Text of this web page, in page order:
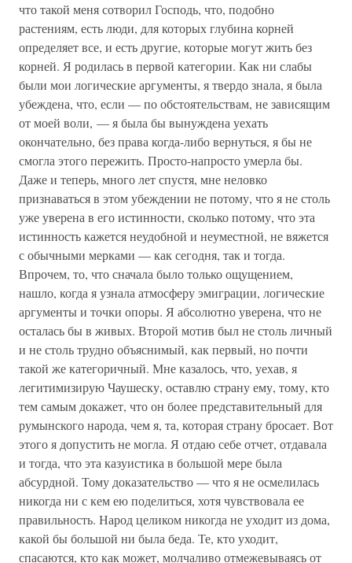
что такой меня сотворил Господь, что, подобно
растениям, есть люди, для которых глубина корней
определяет все, и есть другие, которые могут жить без
корней. Я родилась в первой категории. Как ни слабы
были мои логические аргументы, я твердо знала, я была
убеждена, что, если — по обстоятельствам, не зависящим
от моей воли, — я была бы вынуждена уехать
окончательно, без права когда-либо вернуться, я бы не
смогла этого пережить. Просто-напросто умерла бы.
Даже и теперь, много лет спустя, мне неловко
признаваться в этом убеждении не потому, что я не столь
уже уверена в его истинности, сколько потому, что эта
истинность кажется неудобной и неуместной, не вяжется
с обычными мерками — как сегодня, так и тогда.
Впрочем, то, что сначала было только ощущением,
нашло, когда я узнала атмосферу эмиграции, логические
аргументы и точки опоры. Я абсолютно уверена, что не
осталась бы в живых. Второй мотив был не столь личный
и не столь трудно объяснимый, как первый, но почти
такой же категоричный. Мне казалось, что, уехав, я
легитимизирую Чаушеску, оставлю страну ему, тому, кто
тем самым докажет, что он более представительный для
румынского народа, чем я, та, которая страну бросает. Вот
этого я допустить не могла. Я отдаю себе отчет, отдавала
и тогда, что эта казуистика в большой мере была
абсурдной. Тому доказательство — что я не осмелилась
никогда ни с кем ею поделиться, хотя чувствовала ее
правильность. Народ целиком никогда не уходит из дома,
какой бы большой ни была беда. Те, кто уходит,
спасаются, кто как может, молчаливо отмежевываясь от